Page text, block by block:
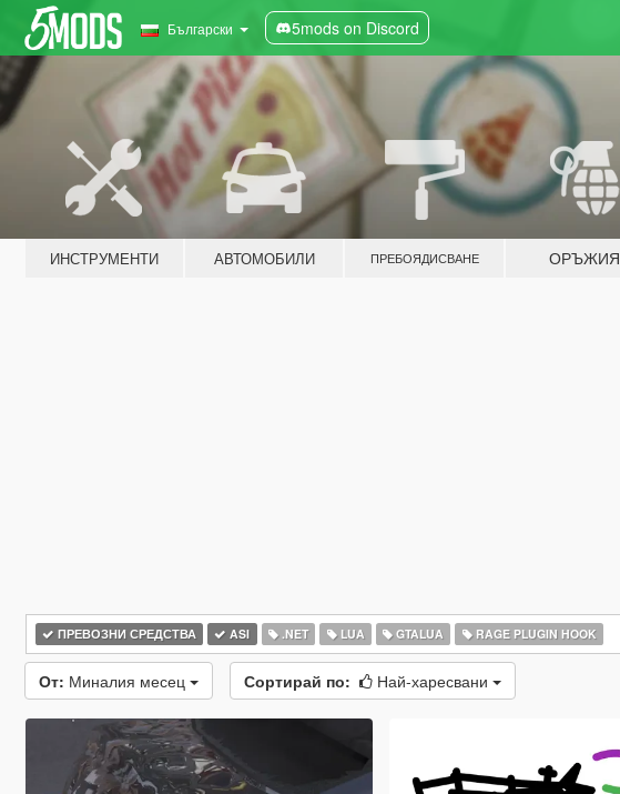
Български 5mods on Discord
ИНСТРУМЕНТИ АВТОМОБИЛИ ПРЕБОЯДИСВАНЕ ОРЪЖИЯ
ПРЕВОЗНИ СРЕДСТВА ASI .NET LUA GTALUA RAGE PLUGIN HOOK
От: Миналия месец Сортирай по: Най-харесвани